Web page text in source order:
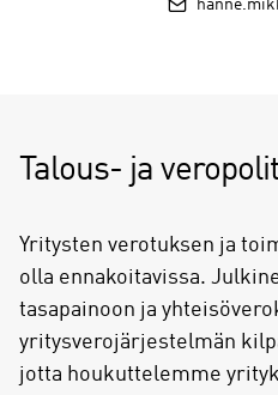
Talous- ja
Yritysten verotuksen ja
olla ennakoitavissa.
tasapainoon ja
yritysverojärjestelmän
jotta houkuttelemme